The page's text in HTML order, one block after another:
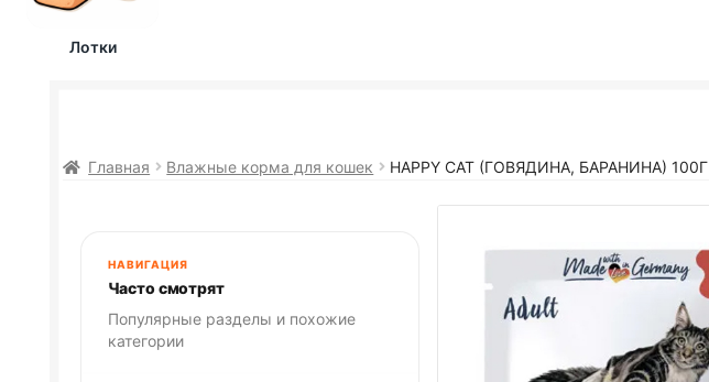
Лотки
Главная Влажные корма для кошек HAPPY CAT (ГОВЯДИНА, БАРАНИНА) 100Г
НАВИГАЦИЯ
Часто смотрят
Популярные разделы и похожие
категории